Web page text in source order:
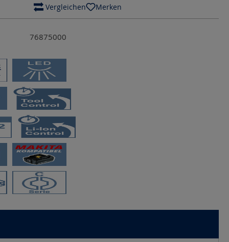
Vergleichen Merken
76875000